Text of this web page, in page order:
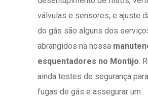
válvulas e sensores, e ajuste
do gás são alguns dos
abrangidos na nossa
esquentadores no Montijo.
ainda testes de segurança
fugas de gás e assegurar um